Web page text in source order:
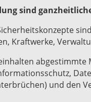
sind
Kraftwerke,
abgestimmte
und den